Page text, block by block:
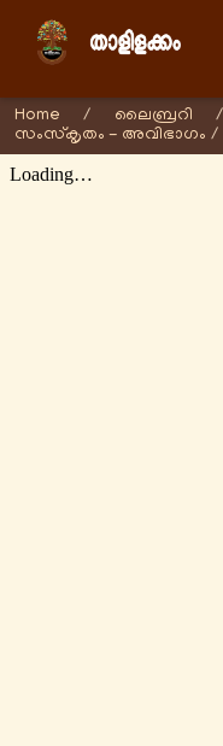
Home / ലൈബ്രറി /
സംസ്കൃതം - അവിഭാഗം /